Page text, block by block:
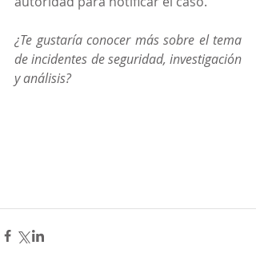
¿Te gustaría conocer más sobre el tema
de incidentes de seguridad, investigación
y análisis?